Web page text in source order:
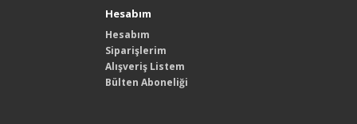
Hesabım
Hesabım
Siparişlerim
Alışveriş Listem
Bülten Aboneliği